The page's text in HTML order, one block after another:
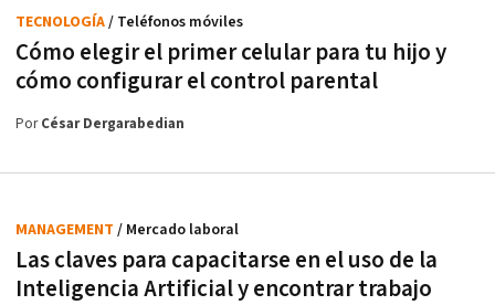
Cómo elegir el primer celular para tu hijo y
cómo configurar el control parental
TECNOLOGÍA/ Teléfonos móviles
PorCésar Dergarabedian
Las claves para capacitarse en el uso de la
Inteligencia Artificial y encontrar trabajo
MANAGEMENT / Mercado laboral